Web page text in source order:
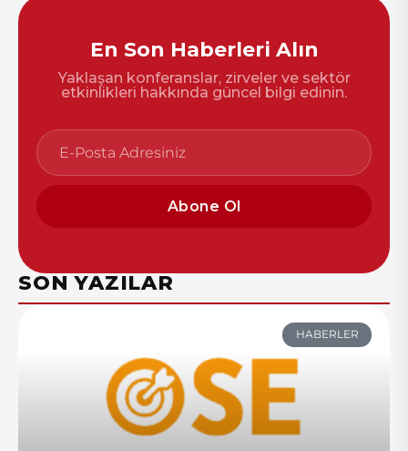
En Son Haberleri Alın
Yaklaşan konferanslar, zirveler ve sektör
etkinlikleri hakkında güncel bilgi edinin.
Abone Ol
SON YAZILAR
HABERLER